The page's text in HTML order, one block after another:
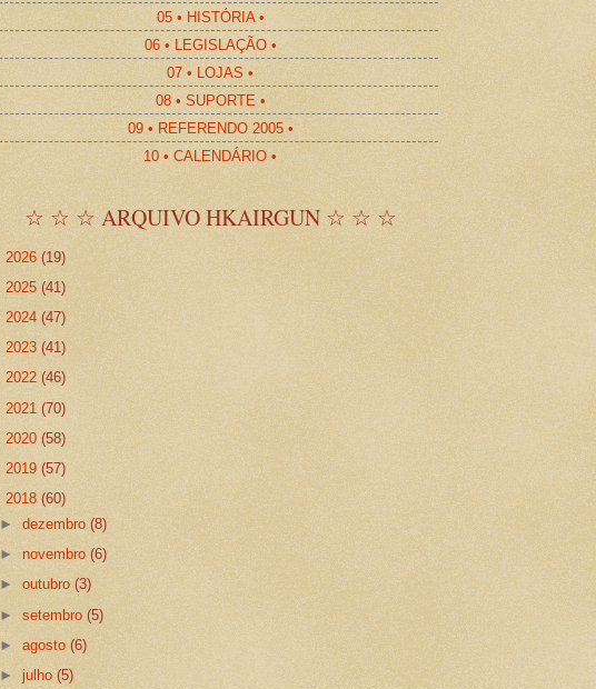
05 • HISTÓRIA •
06 • LEGISLAÇÃO •
07 • LOJAS •
08 • SUPORTE •
09 • REFERENDO 2005 •
10 • CALENDÁRIO •
☆ ☆ ☆ ARQUIVO HKAIRGUN ☆ ☆ ☆
2026 (19)
2025 (41)
2024 (47)
2023 (41)
2022 (46)
2021 (70)
2020 (58)
2019 (57)
2018 (60)
►dezembro(8)
►novembro(6)
►outubro(3)
►setembro(5)
►agosto (6)
►julho(5)